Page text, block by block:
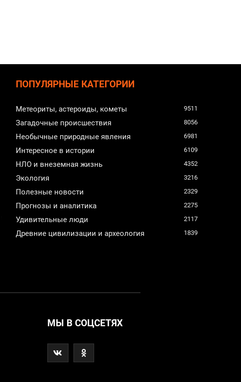
ПОПУЛЯРНЫЕ КАТЕГОРИИ
Метеориты, астероиды, кометы 9511
Загадочные происшествия 8056
Необычные природные явления 6981
Интересное в истории 6109
НЛО и внеземная жизнь 4352
Экология 3216
Полезные новости 2329
Прогнозы и аналитика 2275
Удивительные люди 2117
Древние цивилизации и археология 1839
МЫ В СОЦСЕТЯХ